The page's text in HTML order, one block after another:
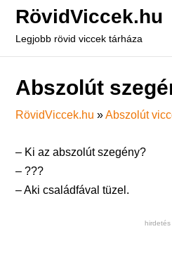
RövidViccek.hu
Legjobb rövid viccek tárháza
Abszolút
RövidViccek.hu »Abszolút
– Ki az abszolút szegény?
– ???
– Aki családfával tüzel.
hirdetés